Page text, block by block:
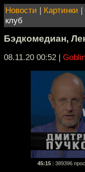
Новости | Картинки |
клуб
Бэдкомедиан,
08.11.20 00:52 |
45:15 389396